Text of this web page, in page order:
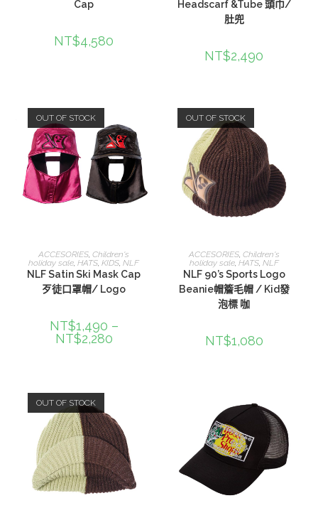
Cap
NT$4,580
Headscarf &Tube 頭巾/
肚兜
NT$2,490
OUT OF STOCK
選擇規格
ACCESORIES ,Children's
holiday sale ,HATS ,KIDS ,NLF
NLF Satin Ski Mask Cap
歹徒口罩帽/ Logo
NT$1,490 –
NT$2,280
OUT OF STOCK
查看內容
ACCESORIES, Children's
holiday sale, HATS, NLF
NLF 90’s Sports Logo
Beanie帽簷毛帽 / Kid發
泡標 咖
NT$1,080
OUT OF STOCK